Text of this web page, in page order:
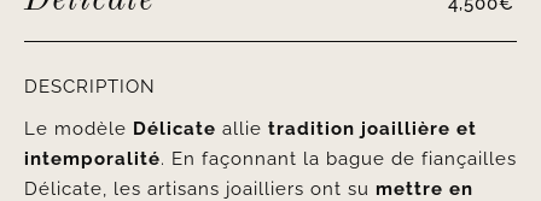
DESCRIPTION
Le modèle Délicate allie tradition joaillière et
intemporalité. En façonnant la bague de fiançailles
Délicate, les artisans joailliers ont su mettre en